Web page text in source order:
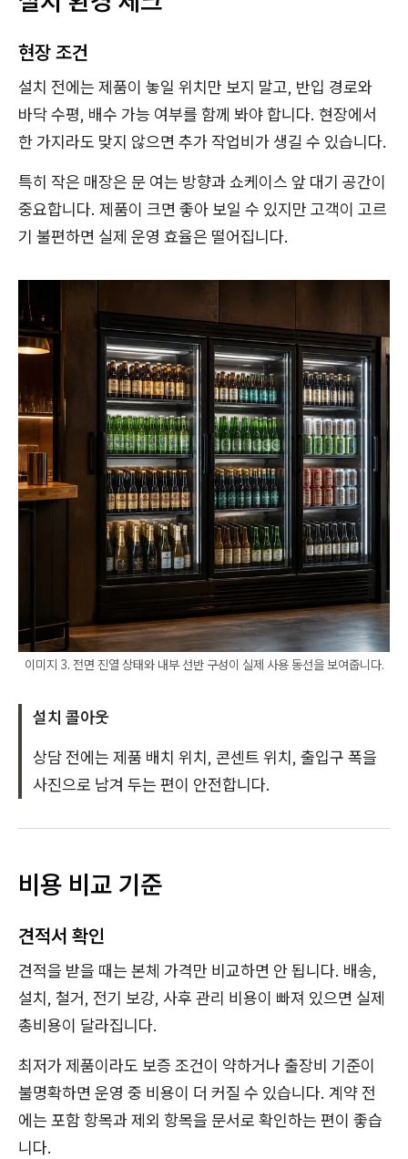
현장 조건
설치 전에는 제품이 놓일 위치만 보지 말고, 반입 경로와
바닥 수평, 배수 가능 여부를 함께 봐야 합니다. 현장에서
한 가지라도 맞지 않으면 추가 작업비가 생길 수 있습니다.
특히 작은 매장은 문 여는 방향과 쇼케이스 앞 대기 공간이
중요합니다. 제품이 크면 좋아 보일 수 있지만 고객이 고르
기 불편하면 실제 운영 효율은 떨어집니다.
이미지 3. 전면 진열 상태와 내부 선반 구성이 실제 사용 동선을 보여줍니다.
설치 콜아웃
상담 전에는 제품 배치 위치, 콘센트 위치, 출입구 폭을
사진으로 남겨 두는 편이 안전합니다.
비용 비교 기준
견적서 확인
견적을 받을 때는 본체 가격만 비교하면 안 됩니다. 배송,
설치, 철거, 전기 보강, 사후 관리 비용이 빠져 있으면 실제
총비용이 달라집니다.
최저가 제품이라도 보증 조건이 약하거나 출장비 기준이
불명확하면 운영 중 비용이 더 커질 수 있습니다. 계약 전
에는 포함 항목과 제외 항목을 문서로 확인하는 편이 좋습
니다.